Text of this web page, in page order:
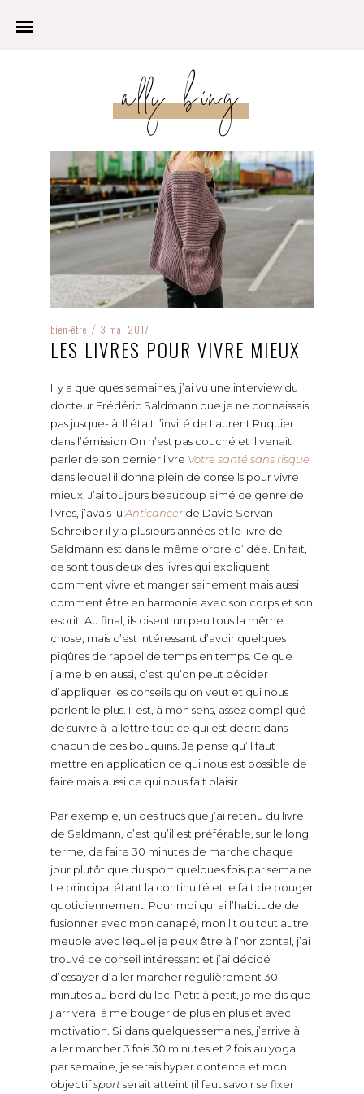
ally bing
bien-être / 3 mai 2017
LES LIVRES POUR VIVRE MIEUX
Il y a quelques semaines, j’ai vu une interview du
docteur Frédéric Saldmann que je ne connaissais
pas jusque-là. Il était l’invité de Laurent Ruquier
dans l’émission On n’est pas couché et il venait
parler de son dernier livre Votre santé sans risque
dans lequel il donne plein de conseils pour vivre
mieux. J’ai toujours beaucoup aimé ce genre de
livres, j’avais lu Anticancerde David Servan-
Schreiber il y a plusieurs années et le livre de
Saldmann est dans le même ordre d’idée. En fait,
ce sont tous deux des livres qui expliquent
comment vivre et manger sainement mais aussi
comment être en harmonie avec son corps et son
esprit. Au final, ils disent un peu tous la même
chose, mais c’est intéressant d’avoir quelques
piqûres de rappel de temps en temps. Ce que
j’aime bien aussi, c’est qu’on peut décider
d’appliquer les conseils qu’on veut et qui nous
parlent le plus. Il est, à mon sens, assez compliqué
de suivre à la lettre tout ce qui est décrit dans
chacun de ces bouquins. Je pense qu’il faut
mettre en application ce qui nous est possible de
faire mais aussi ce qui nous fait plaisir.
Par exemple, un des trucs que j’ai retenu du livre
de Saldmann, c’est qu’il est préférable, sur le long
terme, de faire 30 minutes de marche chaque
jour plutôt que du sport quelques fois par semaine.
Le principal étant la continuité et le fait de bouger
quotidiennement. Pour moi qui ai l’habitude de
fusionner avec mon canapé, mon lit ou tout autre
meuble avec lequel je peux être à l’horizontal, j’ai
trouvé ce conseil intéressant et j’ai décidé
d’essayer d’aller marcher régulièrement 30
minutes au bord du lac. Petit à petit, je me dis que
j’arriverai à me bouger de plus en plus et avec
motivation. Si dans quelques semaines, j’arrive à
aller marcher 3 fois 30 minutes et 2 fois au yoga
par semaine, je serais hyper contente et mon
objectifsportserait atteint (il faut savoir se fixer